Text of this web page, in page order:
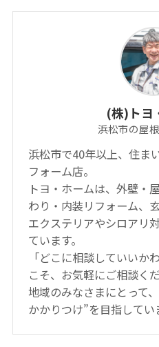
(株)トヨ
浜松市の屋
浜松市で40年以上、住ま
フォーム店。
トヨ・ホームは、外壁・
わり・内装リフォーム、
エクステリアやシロアリ
ています。
「どこに相談していい
こそ、お気軽にご相談くだ
地域のみなさまにとって
かかりつけ”を目指してい